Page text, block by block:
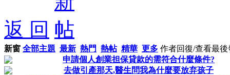
返 回
新窗 全部主題 最新 熱門 熱帖 精華 更多 作者回復/查看最後
申請個人創業担保貸款的需符合什麼條件?
去做引產那天,醫生問我為什麼要放弃孩子